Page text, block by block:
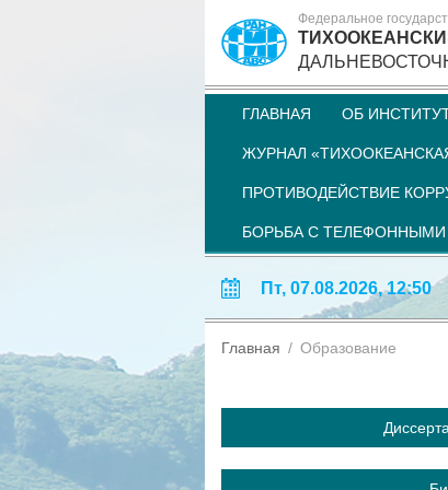
Федеральное
ГЛАВНАЯ ОБ
ЖУРНАЛ
ПРОТИВОДЕЙСТВИЕ
БОРЬБА С
Пт, 07.08.2026, 12:50
Главная Образование